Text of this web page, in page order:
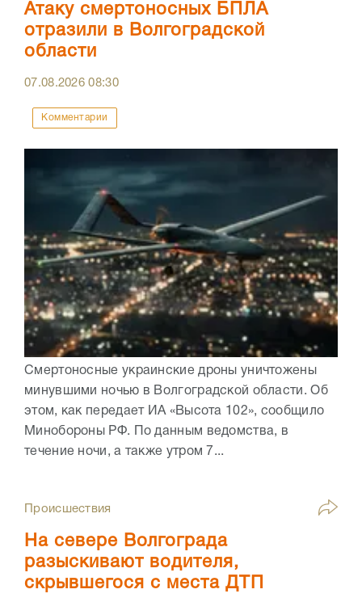
Атаку смертоносных БПЛА
отразили в Волгоградской
области
07.08.202608:30
Комментарии
Смертоносные украинские дроны уничтожены
минувшими ночью в Волгоградской области. Об
этом, как передает ИА «Высота 102», сообщило
Минобороны РФ. По данным ведомства, в
течение ночи, а также утром 7...
Происшествия
На севере Волгограда
разыскивают водителя,
скрывшегося с места ДТП